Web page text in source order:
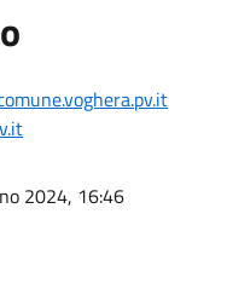
2024, 16:46